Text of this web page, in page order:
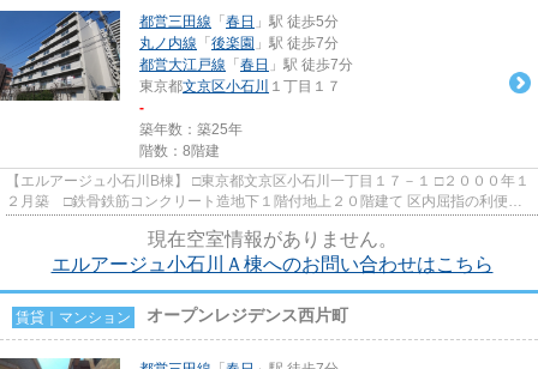
都営三田線 「 春日 」駅 徒歩5分
丸ノ内線 「 後楽園 」駅 徒歩7分
都営大江戸線 「 春日 」駅 徒歩7分
東京都文京区小石川 １丁目１７
-
築年数：築25年
階数：8階建
【エルアージュ小石川B棟】 □東京都文京区小石川一丁目１７－１ □２０００年１
２月築 □鉄骨鉄筋コンクリート造地下１階付地上２０階建て 区内屈指の利便性
現在空室情報がありません。
エルアージュ小石川Ａ棟へのお問い合わせはこちら
賃貸｜マンション オープンレジデンス西片町